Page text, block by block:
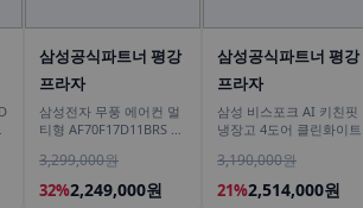
삼성공식파트너 평강
프라자
삼성전자 무풍 에어컨 멀
티형 AF70F17D11BRS 일
무료
3,299,000원
32%2,249,000원
삼성공식파트너 평강
프라자
삼성 비스포크 AI 키친핏
냉장고 4도어 클린화이트
3,190,000원
21%2,514,000원